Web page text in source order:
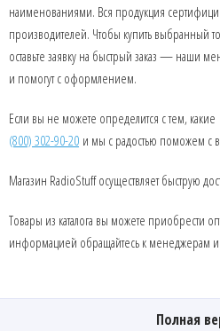
наименованиями. Вся продукция
производителей. Чтобы купить выбранный
оставьте заявку на быстрый заказ — наши
и помогут с оформлением.
Если вы не можете определится с тем,
(800) 302-90-20 и мы с радостью поможем с
Магазин RadioStuff осуществляет быструю
Товары из каталога вы можете приобрести
информацией обращайтесь к менеджерам
Полная